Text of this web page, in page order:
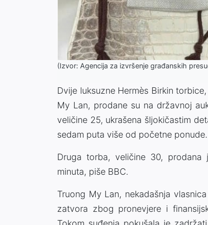
(Izvor: Agencija za izvršenje građanskih
Dvije luksuzne Hermès Birkin
My Lan, prodane su na državnoj
veličine 25, ukrašena šljokičastim
sedam puta više od početne ponude.
Druga torba, veličine 30,
minuta, piše BBC.
Truong My Lan, nekadašnja
zatvora zbog pronevjere i